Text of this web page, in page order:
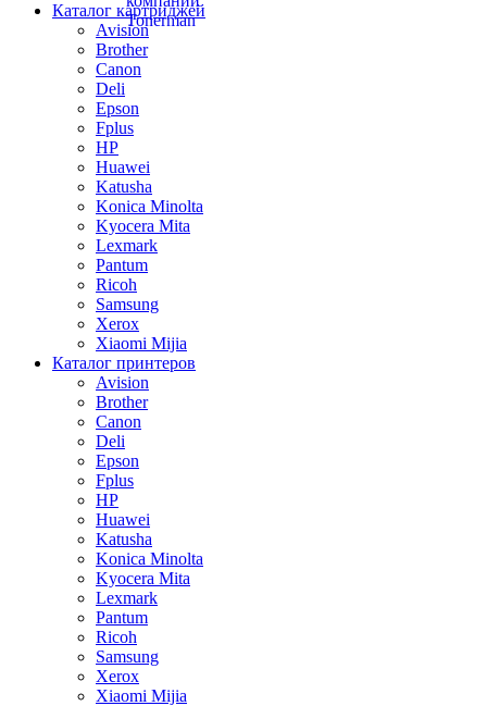
Каталог картриджей
Avision
Brother
Canon
Deli
Epson
Fplus
HP
Huawei
Katusha
Konica Minolta
Kyocera Mita
Lexmark
Pantum
Ricoh
Samsung
Xerox
Xiaomi Mijia
Каталог принтеров
Avision
Brother
Canon
Deli
Epson
Fplus
HP
Huawei
Katusha
Konica Minolta
Kyocera Mita
Lexmark
Pantum
Ricoh
Samsung
Xerox
Xiaomi Mijia